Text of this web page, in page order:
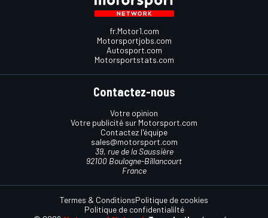
fr.Motor1.com
Motorsportjobs.com
Autosport.com
Motorsportstats.com
Contactez-nous
Votre opinion
Votre publicité sur Motorsport.com
Contactez l'équipe
sales@motorsport.com
39, rue de la Saussière
92100 Boulogne-Billancourt
France
Termes & ConditionsPolitique de cookies
Politique de confidentialilté